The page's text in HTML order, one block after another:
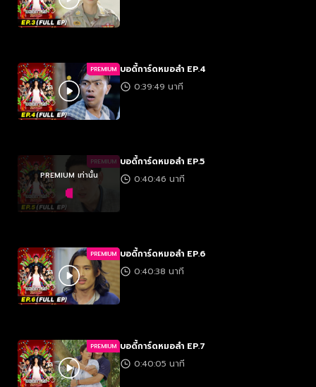
PREMIUM บอดี้การ์ดหมอลำ EP.4
0:39:49 นาที
PREMIUM
PREMIUM เท่านั้น
บอดี้การ์ดหมอลำ EP.5
0:40:46 นาที
PREMIUM บอดี้การ์ดหมอลำ EP.6
0:40:38 นาที
PREMIUM บอดี้การ์ดหมอลำ EP.7
0:40:05 นาที